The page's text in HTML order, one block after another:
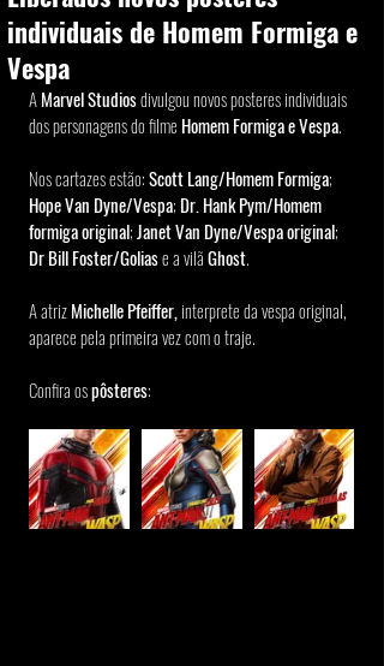
individuais de Homem Formiga e
Vespa
A Marvel Studios divulgou novos posteres individuais
dos personagens do filme Homem Formiga e Vespa.
Nos cartazes estão: Scott Lang/Homem Formiga;
Hope Van Dyne/Vespa; Dr. Hank Pym/Homem
formiga original; Janet Van Dyne/Vespa original;
Dr Bill Foster/Golias e a vilã Ghost.
A atriz Michelle Pfeiffer, interprete da vespa original,
aparece pela primeira vez com o traje.
Confira os pôsteres: